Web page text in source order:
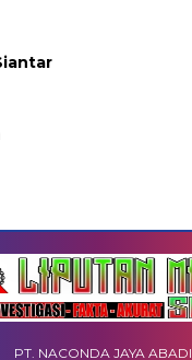
PT. NACONDA JAYA ABADI